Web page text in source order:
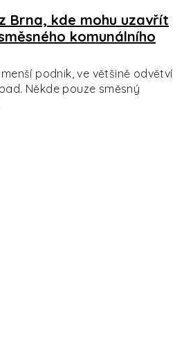
Brna, kde mohu uzavřít
komunálního
podnik, ve většině odvětví
Někde pouze směsný